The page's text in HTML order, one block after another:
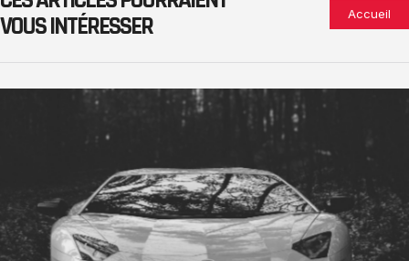
VOUS INTÉRESSER
Accueil